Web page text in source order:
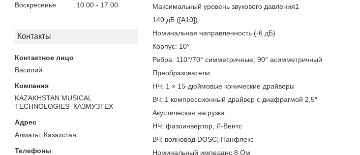
Воскресенье
10:00 17:00
Контакты
Василий
KAZAKHSTAN MUSICAL
TECHNOLOGIES_КАЗМУЗТЕХ
Алматы, Казахстан
Максимальный уровень звукового давления1
140 дБ ([A10])
Номинальная направленность (-6 дБ)
Корпус: 10°
Ребра: 110°/70° симметричные; 90° асимметричный
Преобразователи
НЧ: 1 × 15-дюймовые конические драйверы
ВЧ: 1 компрессионный драйвер с диафрагмой 2,5″
Акустическая нагрузка
НЧ: фазоинвертор, Л-Вентс
ВЧ: волновод DOSC; Панфлекс
Номинальный импеданс 8 Ом